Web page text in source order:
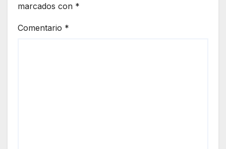
marcados con *
Comentario *